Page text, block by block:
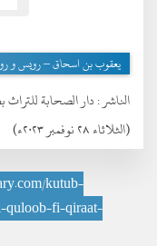
(الثلاثاء ٢٨ نوفمبر ٢٠٢٣ء)
الناشر :دار الصحابة للتراث
يعقوب بن اسحاق – رويس و
kutub-
quloob-fi-qiraat-